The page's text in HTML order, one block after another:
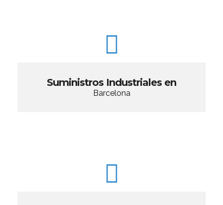
Suministros Industriales en
Barcelona